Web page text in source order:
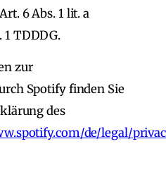
6 Abs. 1 lit. a
1 TDDDG.
zur
Spotify finden Sie
des
de/legal/